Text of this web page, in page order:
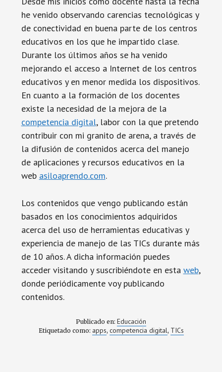
he venido observando carencias tecnológicas y
de conectividad en buena parte de los centros
educativos en los que he impartido clase.
Durante los últimos años se ha venido
mejorando el acceso a Internet de los centros
educativos y en menor medida los dispositivos.
En cuanto a la formación de los docentes
existe la necesidad de la mejora de la
competencia digital, labor con la que pretendo
contribuir con mi granito de arena, a través de
la difusión de contenidos acerca del manejo
de aplicaciones y recursos educativos en la
web asiloaprendo.com.
Los contenidos que vengo publicando están
basados en los conocimientos adquiridos
acerca del uso de herramientas educativas y
experiencia de manejo de las TICs durante más
de 10 años. A dicha información puedes
acceder visitando y suscribiéndote en esta web,
donde periódicamente voy publicando
contenidos.
Publicado en: Educación
Etiquetado como: apps, competencia digital, TICs